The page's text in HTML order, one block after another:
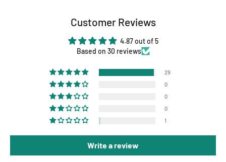
Customer Reviews
4.87 out of 5
Based on 30 reviews
29
0
0
0
1
Write a review